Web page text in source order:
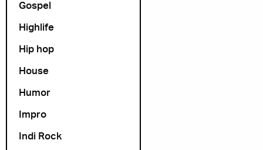
Gospel
Highlife
Hip hop
House
Humor
Impro
Indi Rock